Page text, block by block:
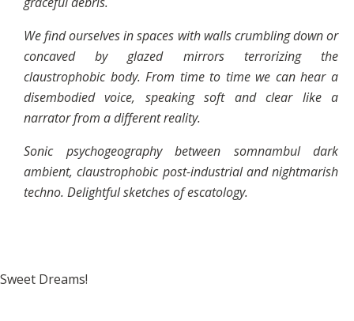
We find ourselves in spaces with walls crumbling down or
concaved by glazed mirrors terrorizing the
claustrophobic body. From time to time we can hear a
disembodied voice, speaking soft and clear like a
narrator from a different reality.
Sonic psychogeography between somnambul dark
ambient, claustrophobic post-industrial and nightmarish
techno. Delightful sketches of escatology.
Sweet Dreams!